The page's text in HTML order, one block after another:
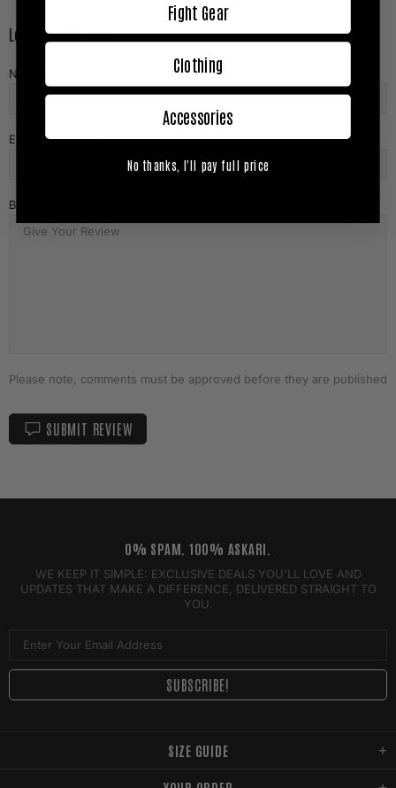
Leave A Comment
NAME (required)
EMAIL (required)
BODY OF REVIEW (1500)
Please note, comments must be approved before they are published
SUBMIT REVIEW
SIZE GUIDE
0% SPAM. 100% ASKARI.
WE KEEP IT SIMPLE: EXCLUSIVE DEALS YOU'LL LOVE AND
UPDATES THAT MAKE A DIFFERENCE, DELIVERED STRAIGHT TO
YOU.
Fight Gear
Clothing
Accessories
No thanks, I'll pay full price